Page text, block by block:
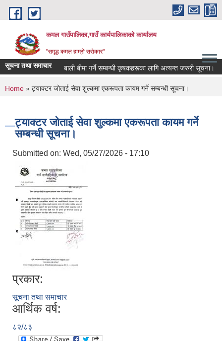
Skip to main content
कमल गाउँपालिका,गाउँ कार्यपालिकाको कार्यालय
"समृद्ध कमल हाम्रो सरोकार"
सूचना तथा समाचार बाली बीमा गर्ने सम्बन्धी कृषकहरूका लागि अत्यन्त जरुरी सूचना।
You are here
Home » ट्याक्टर जोताई सेवा शुल्कमा एकरूपता कायम गर्ने सम्बन्धी सूचना।
ट्याक्टर जोताई सेवा शुल्कमा एकरूपता कायम गर्ने
सम्बन्धी सूचना।
Submitted on: Wed, 05/27/2026 - 17:10
प्रकार:
सूचना तथा समाचार
आर्थिक वर्ष:
८२/८३